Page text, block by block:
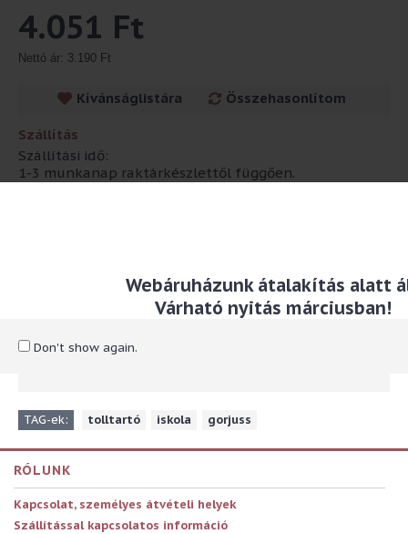
Webáruházunk átalakítás alatt
Várható nyitás márciusban!
Don't show again.
4.051 Ft
Nettó ár: 3.190 Ft
Kívánságlistára Összehasonlítom
Szállítás
Szállítási idő:
1-3 munkanap raktárkészlettől függően.
A tolltartón lévő PVC díszcsík és az anyaga csiilámlik.
TAG-ek: tolltartó iskola gorjuss
RÓLUNK
Kapcsolat, személyes átvételi helyek
Szállítással kapcsolatos információ